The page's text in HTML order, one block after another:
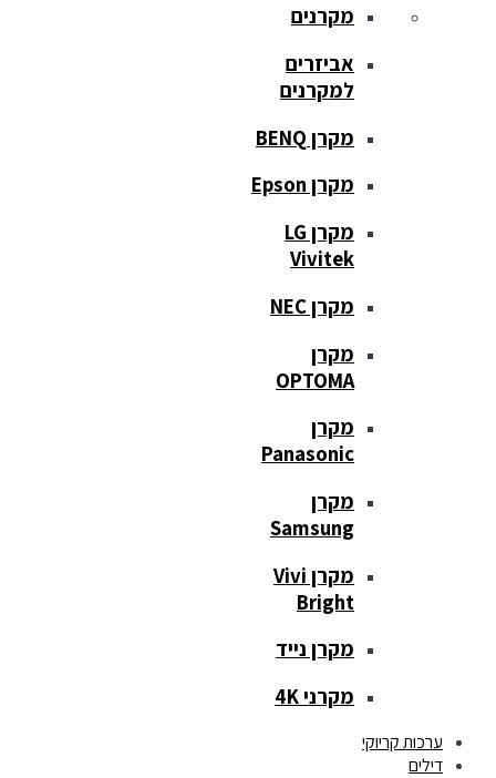
מקרנים
אביזרים
למקרנים
מקרן BENQ
מקרן Epson
מקרן LG
Vivitek
מקרן NEC
מקרן
OPTOMA
מקרן
Panasonic
מקרן
Samsung
מקרן Vivi
Bright
מקרן נייד
מקרני 4K
ערכות קריוקי
דילים